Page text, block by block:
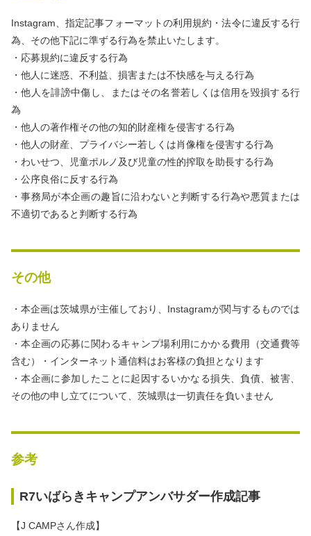
Instagram、指定記事フォーマットの利用規約・法令に違反する行
為、その他下記に準ずる行為を禁止いたします。
・応募規約に違反する行為
・他人に迷惑、不利益、損害または不快感を与える行為
・他人を誹謗中傷し、またはその名誉若しくは信用を毀損する行
為
・他人の著作権その他の知的財産権を侵害する行為
・他人の財産、プライバシー若しくは肖像権を侵害する行為
・わいせつ、児童ポルノ及び児童の性的搾取を助長する行為
・公序良俗に反する行為
・事務局が本企画の趣旨に沿わないと判断する行為や悪質または
不適切であると判断する行為
その他
・本企画は茨城県が主催しており、Instagramが関与するものでは
ありません
・本企画の応募に関わるキャンプ場利用にかかる費用（交通費等
含む）・インターネット通信料はお客様の負担となります
・本企画に参加したことに起因するいかなる損失、負債、被害、
その他の申し立てについて、茨城県は一切責任を負いません
参考
R7いばらきキャンプアンバサダー作成記事
【J CAMPさん作成】